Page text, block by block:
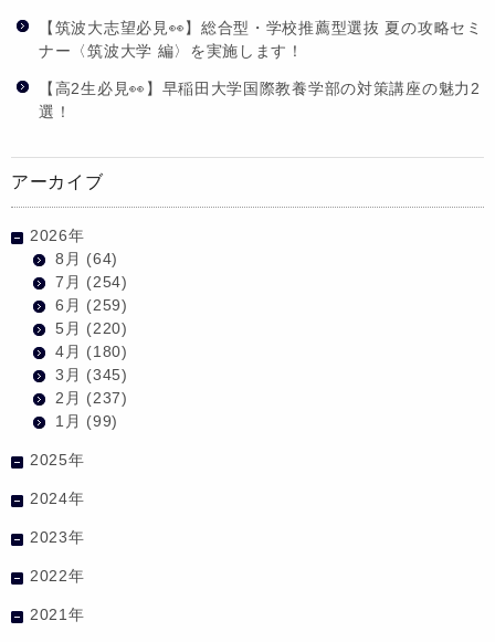
【筑波大志望必見👀】総合型・学校推薦型選抜 夏の攻略セミ
ナー〈筑波大学 編〉を実施します！
【高2生必見👀】早稲田大学国際教養学部の対策講座の魅力2
選！
アーカイブ
2026年
8月 (64)
7月 (254)
6月 (259)
5月 (220)
4月 (180)
3月 (345)
2月 (237)
1月 (99)
2025年
2024年
2023年
2022年
2021年